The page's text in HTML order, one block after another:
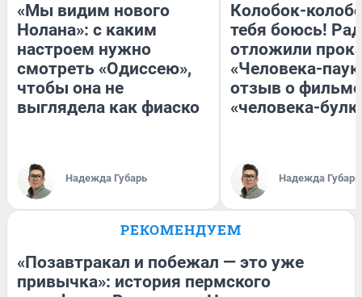
«Мы видим нового
Нолана»: с каким
настроем нужно
смотреть «Одиссею»,
чтобы она не
выглядела как фиаско
Надежда Губарь
Колобок-
тебя боюсь!
отложили
«Человека-
отзыв о
«человека-
Надежда Губарь
РЕКОМЕНДУЕМ
«Позавтракал и побежал — это уже
привычка»: история пермского